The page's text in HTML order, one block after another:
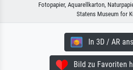
Fotopapier, Aquarellkarton,
Statens Museum for
In 3D / AR
Bild zu Favoriten